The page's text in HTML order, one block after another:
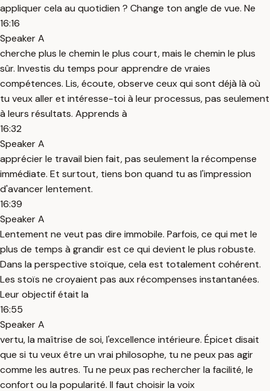
appliquer cela au quotidien ? Change ton angle de vue. Ne
16:16
Speaker A
cherche plus le chemin le plus court, mais le chemin le plus
sûr. Investis du temps pour apprendre de vraies
compétences. Lis, écoute, observe ceux qui sont déjà là où
tu veux aller et intéresse-toi à leur processus, pas seulement
à leurs résultats. Apprends à
16:32
Speaker A
apprécier le travail bien fait, pas seulement la récompense
immédiate. Et surtout, tiens bon quand tu as l'impression
d'avancer lentement.
16:39
Speaker A
Lentement ne veut pas dire immobile. Parfois, ce qui met le
plus de temps à grandir est ce qui devient le plus robuste.
Dans la perspective stoïque, cela est totalement cohérent.
Les stoïs ne croyaient pas aux récompenses instantanées.
Leur objectif était la
16:55
Speaker A
vertu, la maîtrise de soi, l'excellence intérieure. Épicet disait
que si tu veux être un vrai philosophe, tu ne peux pas agir
comme les autres. Tu ne peux pas rechercher la facilité, le
confort ou la popularité. Il faut choisir la voix